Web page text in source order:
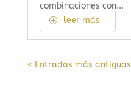
combinaciones con...
leer más
« Entradas más antiguas